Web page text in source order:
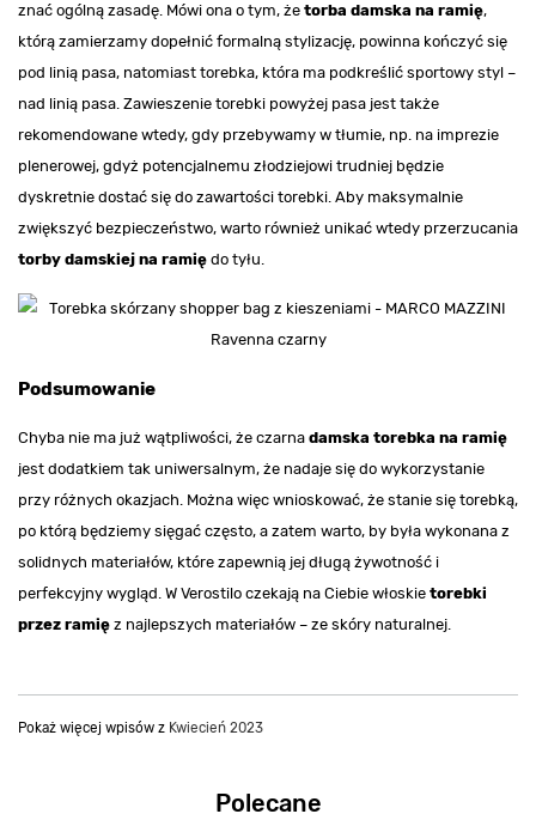
znać ogólną zasadę. Mówi ona o tym, że torba damska na ramię,
którą zamierzamy dopełnić formalną stylizację, powinna kończyć się
pod linią pasa, natomiast torebka, która ma podkreślić sportowy styl –
nad linią pasa. Zawieszenie torebki powyżej pasa jest także
rekomendowane wtedy, gdy przebywamy w tłumie, np. na imprezie
plenerowej, gdyż potencjalnemu złodziejowi trudniej będzie
dyskretnie dostać się do zawartości torebki. Aby maksymalnie
zwiększyć bezpieczeństwo, warto również unikać wtedy przerzucania
torby damskiej na ramię do tyłu.
Podsumowanie
Chyba nie ma już wątpliwości, że czarna damska torebka na ramię
jest dodatkiem tak uniwersalnym, że nadaje się do wykorzystanie
przy różnych okazjach. Można więc wnioskować, że stanie się torebką,
po którą będziemy sięgać często, a zatem warto, by była wykonana z
solidnych materiałów, które zapewnią jej długą żywotność i
perfekcyjny wygląd. W Verostilo czekają na Ciebie włoskie torebki
przez ramię z najlepszych materiałów – ze skóry naturalnej.
Pokaż więcej wpisów z Kwiecień 2023
Polecane